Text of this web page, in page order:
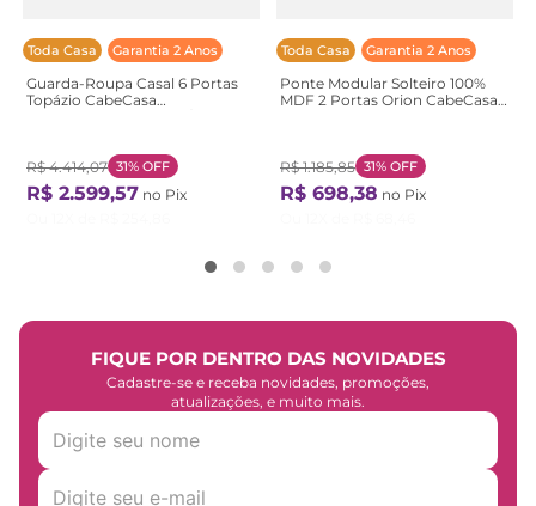
Toda Casa Garantia 2 Anos
Guarda-Roupa Casal 6 Portas
Topázio CabeCasa
R$ 4.414,07 31% OFF
R$ 2.599,57 no Pix
Toda Casa Garantia 2 Anos
Ponte Modular Solteiro 100%
MDF 2 Portas Orion CabeCasa
R$ 1.185,85 31% OFF
R$ 698,38 no Pix
FIQUE POR DENTRO DAS NOVIDADES
Cadastre-se e receba novidades, promoções,
atualizações, e muito mais.